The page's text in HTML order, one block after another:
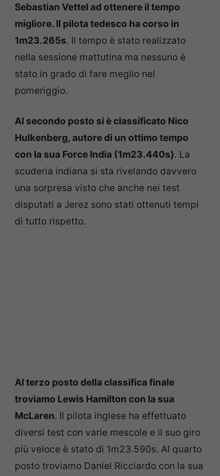
Sebastian Vettel ad ottenere il tempo
migliore. Il pilota tedesco ha corso in
1m23.265s. Il tempo è stato realizzato
nella sessione mattutina ma nessuno è
stato in grado di fare meglio nel
pomeriggio.
Al secondo posto si è classificato Nico
Hulkenberg, autore di un ottimo tempo
con la sua Force India (1m23.440s). La
scuderia indiana si sta rivelando davvero
una sorpresa visto che anche nei test
disputati a Jerez sono stati ottenuti tempi
di tutto rispetto.
Al terzo posto della classifica finale
troviamo Lewis Hamilton con la sua
McLaren. Il pilota inglese ha effettuato
diversi test con varie mescole e il suo giro
più veloce è stato di 1m23.590s. Al quarto
posto troviamo Daniel Ricciardo con la sua